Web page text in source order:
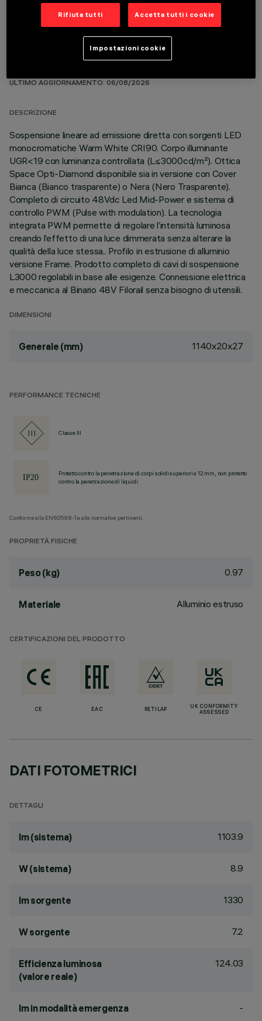
DATI TECNICI
ULTIMO AGGIORNAMENTO: 06/08/2026
DESCRIZIONE
Sospensione lineare ad emissione diretta con sorgenti LED
monocromatiche Warm White CRI90. Corpo illuminante
UGR<19 con luminanza controllata (L≤3000cd/m²). Ottica
Space Opti-Diamond disponibile sia in versione con Cover
Bianca (Bianco trasparente) o Nera (Nero Trasparente).
Completo di circuito 48Vdc Led Mid-Power e sistema di
controllo PWM (Pulse with modulation). La tecnologia
integrata PWM permette di regolare l’intensità luminosa
creando l’effetto di una luce dimmerata senza alterare la
qualità della luce stessa.. Profilo in estrusione di alluminio
versione Frame. Prodotto completo di cavi di sospensione
L3000 regolabili in base alle esigenze. Connessione elettrica
e meccanica al Binario 48V Filorail senza bisogno di utensili.
DIMENSIONI
Generale (mm) 1140x20x27
PERFORMANCE TECNICHE
Classe III
Protetto contro la penetrazione di corpi solidi superiori a 12 mm, non protetto
contro la penetrazione di liquidi.
Conforme alla EN60598-1 e alle normative pertinenti.
PROPRIETÀ FISICHE
Peso (kg) 0.97
Materiale Alluminio estruso
CERTIFICAZIONI DEL PRODOTTO
CE EAC RETILAP
UK CONFORMITY
ASSESSED
DATI FOTOMETRICI
DETTAGLI
lm (sistema) 1103.9
W (sistema) 8.9
lm sorgente 1330
W sorgente 7.2
Efficienza luminosa
(valore reale)
124.03
lm in modalità emergenza -
Rifiuta tutti Accetta tutti i cookie
Impostazioni cookie